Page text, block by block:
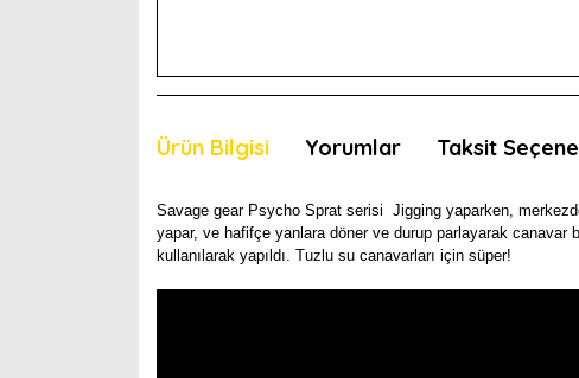
Ürün Bilgisi Yorumlar Taksit
Savage gear Psycho Sprat serisi Jigging yaparken,
yapar, ve hafifçe yanlara döner ve durup parlayarak
kullanılarak yapıldı. Tuzlu su canavarları için süper!